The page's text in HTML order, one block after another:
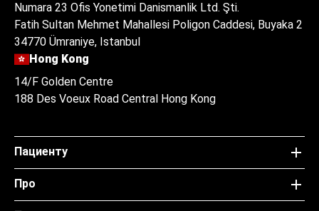
Numara 23 Ofis Yonetimi Danismanlik Ltd. Şti.
Fatih Sultan Mehmet Mahallesi Poligon Caddesi, Buyaka 2
34770 Ümraniye, Istanbul
Hong Kong
14/F Golden Centre
188 Des Voeux Road Central Hong Kong
Пациенту
Про